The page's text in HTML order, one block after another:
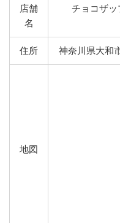
店舗
名
チョコザ
住所 神奈川県大和
地図